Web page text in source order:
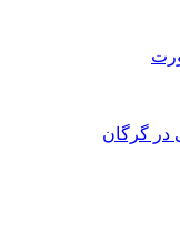
در گرگان